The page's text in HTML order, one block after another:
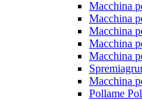
Macchina
Macchina
Macchina
Macchina
Macchina
Macchina
Pollame